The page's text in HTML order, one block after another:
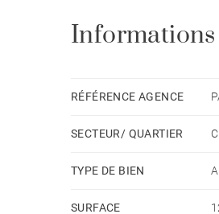
A l'étage sur la
Rénovation de qualité et
Une cave complète ce
Un appartement
RÉFÉRENCE AGENCE
SECTEUR/ QUARTIER
TYPE DE BIEN
SURFACE